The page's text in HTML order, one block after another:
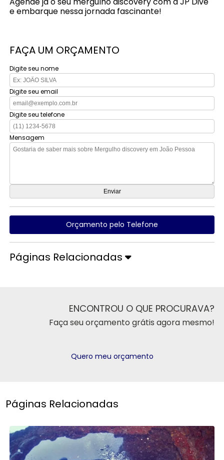
e embarque nessa jornada fascinante!
FAÇA UM ORÇAMENTO
Digite seu nome
Digite seu email
Digite seu telefone
Mensagem
Orçamento pelo Telefone
Páginas Relacionadas
ENCONTROU O QUE PROCURAVA?
Faça seu orçamento grátis agora mesmo!
Quero meu orçamento
Páginas Relacionadas